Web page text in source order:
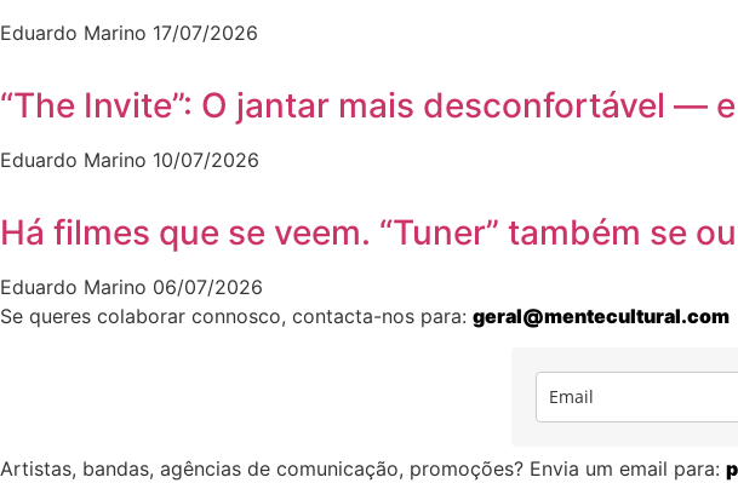
Eduardo Marino 17/07/2026
“The Invite”: O jantar mais desconfortável —
Eduardo Marino 10/07/2026
Há filmes que se veem. “Tuner” também se
Eduardo Marino 06/07/2026
Se queres colaborar connosco, contacta-nos para: geral@mentecultural.com
Artistas, bandas, agências de comunicação, promoções? Envia um email para: